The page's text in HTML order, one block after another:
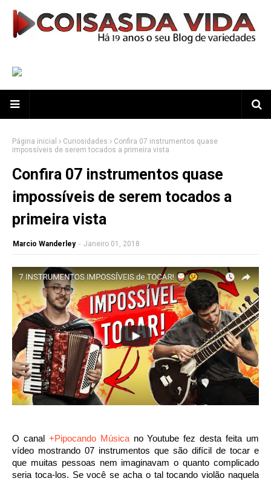
Página inicial Curiosidades
Confira 07 instrumentos quase
impossíveis de serem tocados a primeira vista
Confira 07 instrumentos quase
impossíveis de serem tocados a
primeira vista
Marcio Wanderley - Janeiro 01, 2018
O canal +Pipocando Músicano Youtube fez desta feita um
vídeo mostrando 07 instrumentos que são difícil de tocar e
que muitas pessoas nem imaginavam o quanto complicado
seria toca-los. Se você se acha o tal tocando violão naquela